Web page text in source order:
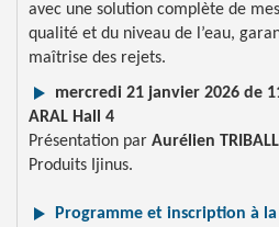
avec une solution complète de
qualité et du niveau de l’eau,
maîtrise des rejets.
mercredi 21 janvier 2026 de
ARAL Hall 4
Présentation par Aurélien
Produits Ijinus.
Programme et inscription à